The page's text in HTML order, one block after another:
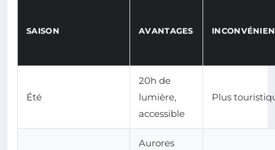
SAISON AVANTAGES
Été
20h de
lumière,
accessible
Plus
Aurores